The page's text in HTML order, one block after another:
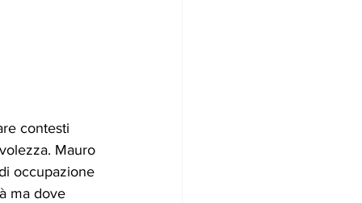
contesti
Mauro
occupazione
ma dove